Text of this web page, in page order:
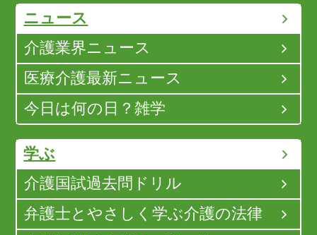
ニュース
介護業界ニュース
医療介護最新ニュース
今日は何の日？雑学
学ぶ
介護国試過去問ドリル
弁護士とやさしく学ぶ介護の法律